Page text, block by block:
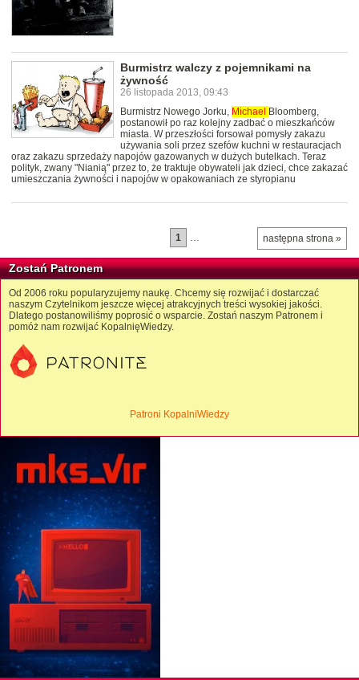
Burmistrz walczy z pojemnikami na
żywność
26 listopada 2013, 09:43
Burmistrz Nowego Jorku, Michael Bloomberg,
postanowił po raz kolejny zadbać o mieszkańców
miasta. W przeszłości forsował pomysły zakazu
używania soli przez szefów kuchni w restauracjach
oraz zakazu sprzedaży napojów gazowanych w dużych butelkach. Teraz
polityk, zwany "Nianią" przez to, że traktuje obywateli jak dzieci, chce zakazać
umieszczania żywności i napojów w opakowaniach ze styropianu
następna strona »
1
Zostań Patronem
Od 2006 roku popularyzujemy naukę. Chcemy się rozwijać i dostarczać
naszym Czytelnikom jeszcze więcej atrakcyjnych treści wysokiej jakości.
Dlatego postanowiliśmy poprosić o wsparcie. Zostań naszym Patronem i
pomóż nam rozwijać KopalnięWiedzy.
Patroni KopalniWiedzy